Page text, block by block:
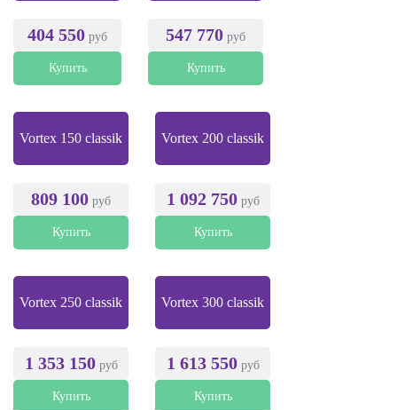
404 550 руб
Купить
547 770 руб
Купить
Vortex 150 classik
809 100 руб
Купить
Vortex 200 classik
1 092 750руб
Купить
Vortex 250 classik
1 353 150руб
Купить
Vortex 300 classik
1 613 550руб
Купить